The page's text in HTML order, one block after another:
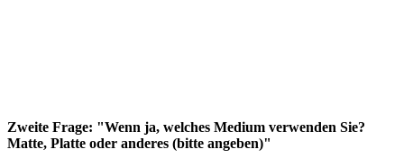
Zweite Frage: "Wenn ja, welches Medium verwenden Sie?
Matte, Platte oder anderes (bitte angeben)"